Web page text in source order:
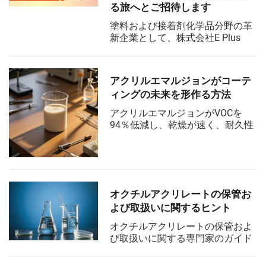
る旅へとご招待します
塗料および接着剤化学品分野の革
新企業として、株式会社E Plus
日までE2-E...で開催されます。
アクリルエマルジョンがコーテ
ィングの未来を形作る方法
アクリルエマルジョンがVOCを
94％低減し、乾燥が速く、耐久性
ついて学びましょう。
オクチルアクリレートの保管お
よび取扱いに関するヒント
オクチルアクリレートの保管およ
び取扱いに関する専門家のガイド